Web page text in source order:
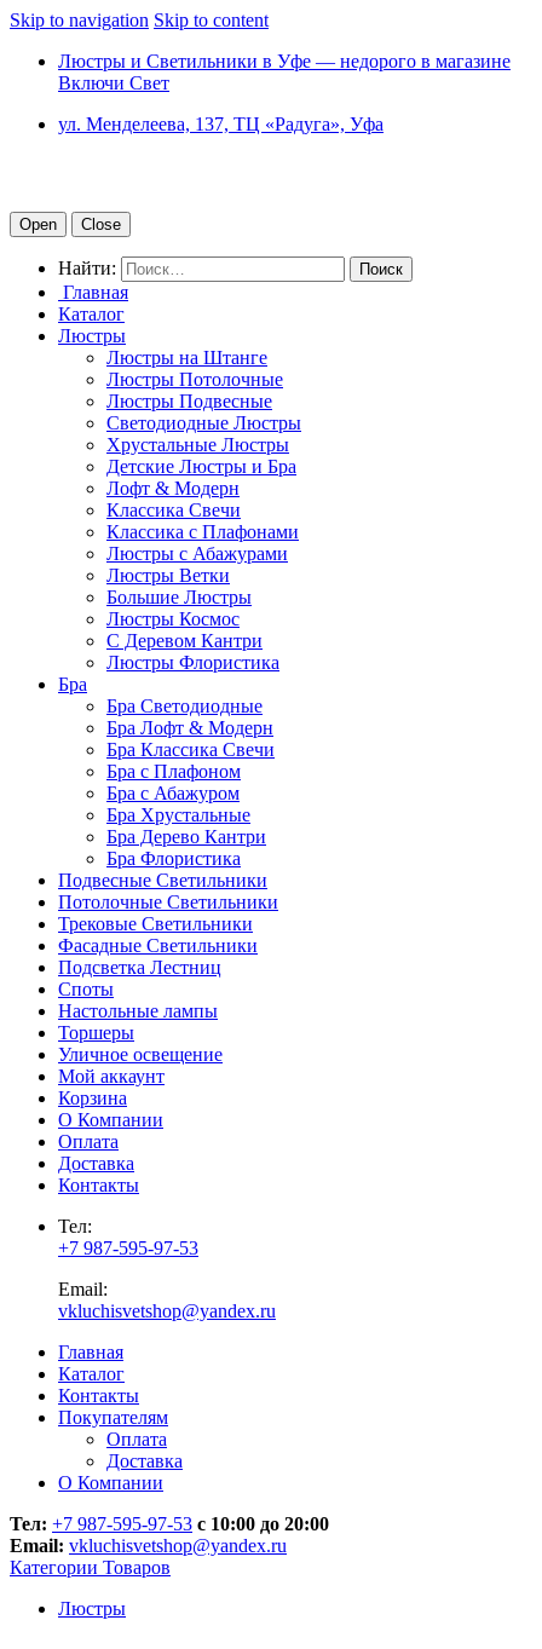
Skip to navigation Skip to content
Люстры и Светильники в Уфе — недорого в магазине
Включи Свет
ул. Менделеева, 137, ТЦ «Радуга», Уфа
Open Close
Найти:
Главная
Каталог
Люстры
Люстры на Штанге
Люстры Потолочные
Люстры Подвесные
Светодиодные Люстры
Хрустальные Люстры
Детские Люстры и Бра
Лофт & Модерн
Классика Свечи
Классика с Плафонами
Люстры с Абажурами
Люстры Ветки
Большие Люстры
Люстры Космос
С Деревом Кантри
Люстры Флористика
Бра
Бра Светодиодные
Бра Лофт & Модерн
Бра Классика Свечи
Бра с Плафоном
Бра с Абажуром
Бра Хрустальные
Бра Дерево Кантри
Бра Флористика
Подвесные Светильники
Потолочные Светильники
Трековые Светильники
Фасадные Светильники
Подсветка Лестниц
Споты
Настольные лампы
Торшеры
Уличное освещение
Мой аккаунт
Корзина
О Компании
Оплата
Доставка
Контакты
Тел:
+7 987-595-97-53
Email:
vkluchisvetshop@yandex.ru
Главная
Каталог
Контакты
Покупателям
Оплата
Доставка
О Компании
Тел: +7 987-595-97-53 с 10:00 до 20:00
Email: vkluchisvetshop@yandex.ru
Категории Товаров
Люстры